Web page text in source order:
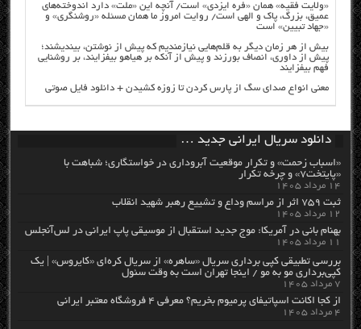
«ولایت فقیه» همان «فره ایزدی» است/ آنچه این «ملت» دارد اندوخته‌های
عمیق، بزرگ، پاک و الهی است/ روایت امروز ما همان مسئله «روشنگری» و
«جهاد تبیین» است
بیش از هر زمان دیگر به قلم‌هایی نیازمندیم که پیش از نوشتن، بیندیشند؛
پیش از داوری، انصاف بورزند و پیش از آنکه بر هیاهو بیفزایند، بر روشنایی
فهم بیفزایند
معنی انواع صدای سگ از پارس کردن تا زوزه کشیدن + دانلود فایل صوتی
دانلود سریال ایرانی جدید …
«اسباب زحمت» و تکرار موقعیت آبروداری در خواستگاری؛ شباهت با
«پایتخت۷» و چرخه تکرار
۱۴ مرداد ۱۴۰۵
ثبت ۷۵۹ اثر از مراسم وداع و تشییع رهبر شهید انقلاب
۱۲ مرداد ۱۴۰۵
بهنام بانی در آمریکا: موج جدید استقبال از موسیقی پاپ ایرانی در لس‌آنجلس
۱۱ مرداد ۱۴۰۵
بررسی تطبیقی کپی برداری سریال «ساهره» از سریال کره‌ای «کایروس» | یک
کپی‌برداری مو به مو / اینجا تهران است به وقت سئول
۷ مرداد ۱۴۰۵
از کجا اکانت اسپاتیفای پرمیوم بخریم؟ معرفی ۴ فروشگاه معتبر ایرانی
۴ مرداد ۱۴۰۵